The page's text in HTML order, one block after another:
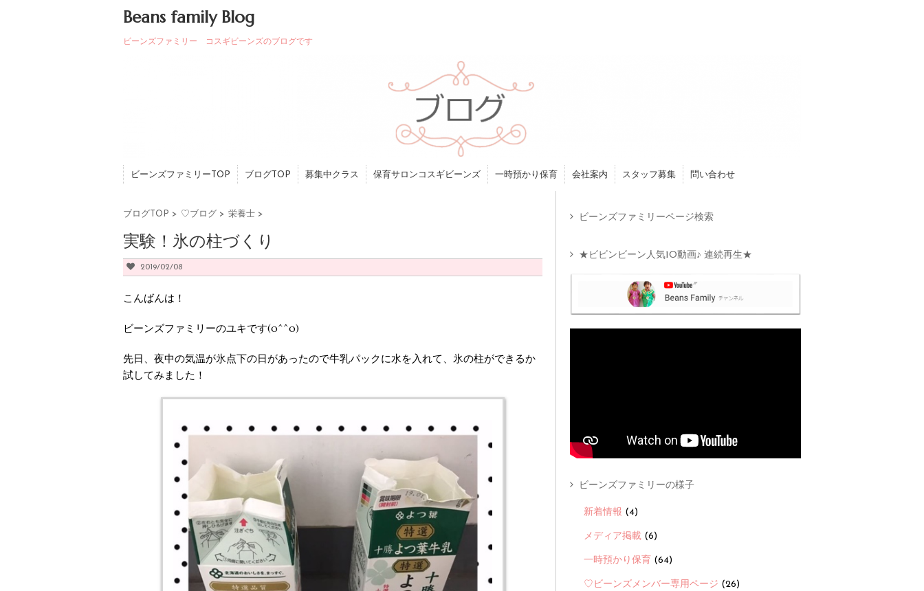
Beans family Blog
ビーンズファミリー コスギビーンズのブログです
ビーンズファミリーTOP ブログTOP 募集中クラス 保育サロンコスギビーンズ 一時預かり保育 会社案内 スタッフ募集 問い合わせ
ブログTOP > ♡ブログ > 栄養士 >
実験！氷の柱づくり
2019/02/08
こんばんは！
ビーンズファミリーのユキです(o^^o)
先日、夜中の気温が氷点下の日があったので牛乳パックに水を入れて、氷の柱ができるか
試してみました！
ビーンズファミリーページ検索
★ビビンビーン人気10動画♪ 連続再生★
ビーンズファミリーの様子
新着情報 (4)
メディア掲載 (6)
一時預かり保育 (64)
♡ビーンズメンバー専用ページ (26)